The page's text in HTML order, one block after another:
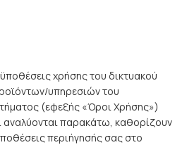
χρήσης του δικτυακού
υπηρεσιών του
(εφεξής «Όροι Χρήσης»)
αναλύονται παρακάτω, καθορίζουν
περιήγησής σας στο